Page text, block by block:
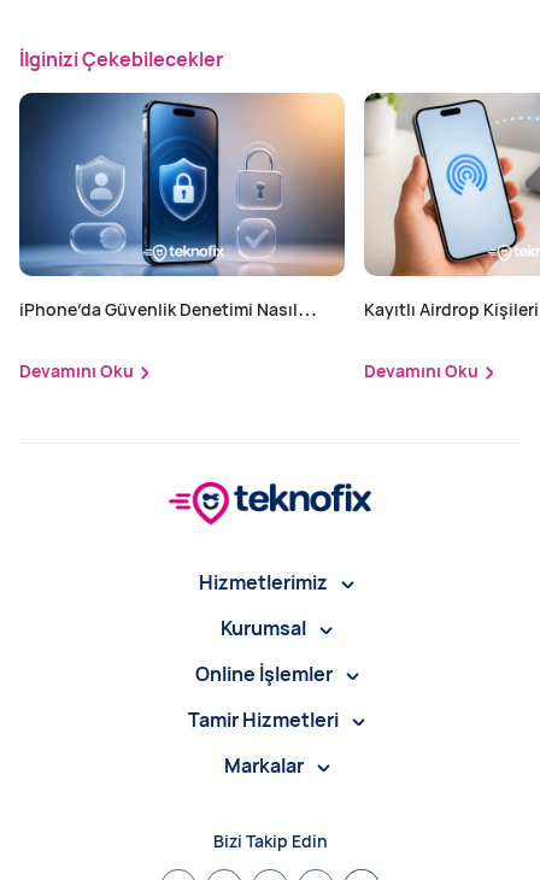
İlginizi Çekebilecekler
iPhone’da Güvenlik Denetimi Nasıl
Devamını Oku
Kayıtlı Airdrop
Devamını Oku
Hizmetlerimiz
Kurumsal
Online İşlemler
Tamir Hizmetleri
Markalar
Bizi Takip Edin